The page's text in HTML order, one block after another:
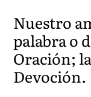
Nuestro
palabra o
Oración;
Devoción.